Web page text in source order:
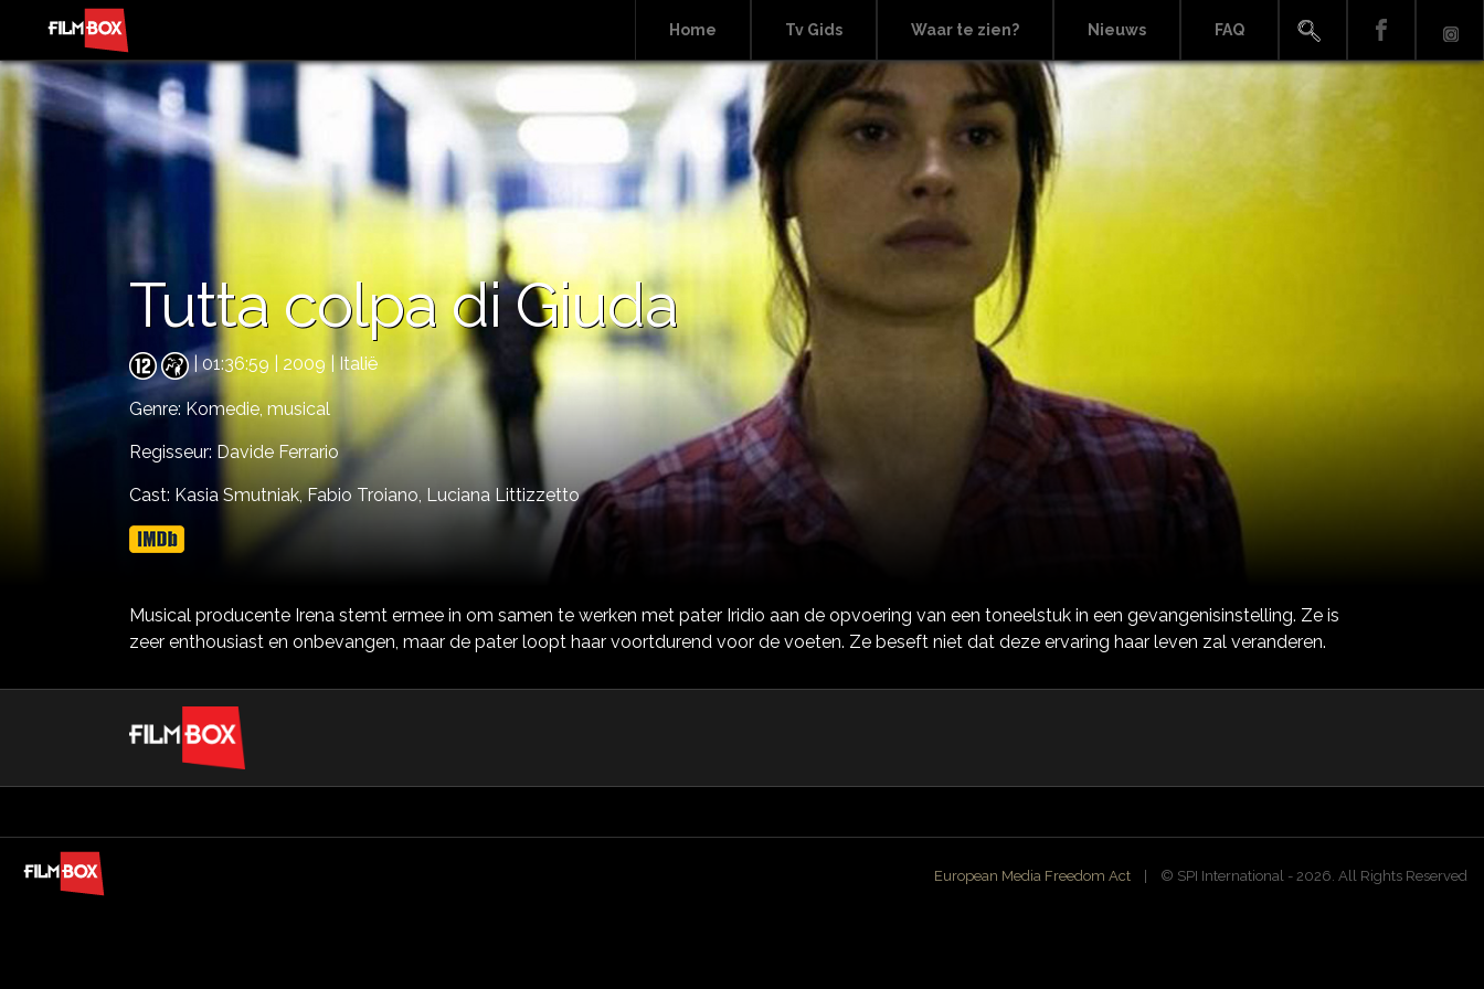
Home Tv Gids Waar te zien? Nieuws FAQ
Tutta colpa di Giuda
| 01:36:59 | 2009 | Italië
Genre: Komedie, musical
Regisseur: Davide Ferrario
Cast: Kasia Smutniak,Fabio Troiano, Luciana Littizzetto
Musical producente Irena stemt ermee in om samen te werken met pater Iridio aan de opvoering van een toneelstuk in een gevangenisinstelling. Ze is
zeer enthousiast en onbevangen, maar de pater loopt haar voortdurend voor de voeten. Ze beseft niet dat deze ervaring haar leven zal veranderen.
European Media Freedom Act | ©️ SPI International - 2026. All Rights Reserved